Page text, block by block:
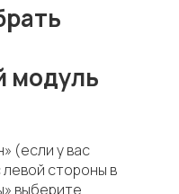
модуль
(если у вас
стороны в
выберите